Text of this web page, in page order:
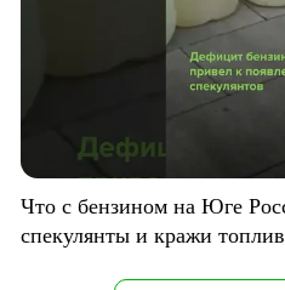
Что с бензином на Юге
спекулянты и кражи